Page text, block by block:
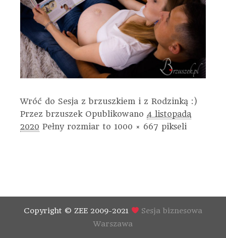
Wróć do Sesja z brzuszkiem i z Rodzinką :)
Przezbrzuszek Opublikowano 4 listopada
2020 Pełny rozmiar to 1000 × 667 pikseli
Copyright © ZEE 2009-2021
Sesja biznesowa
Warszawa